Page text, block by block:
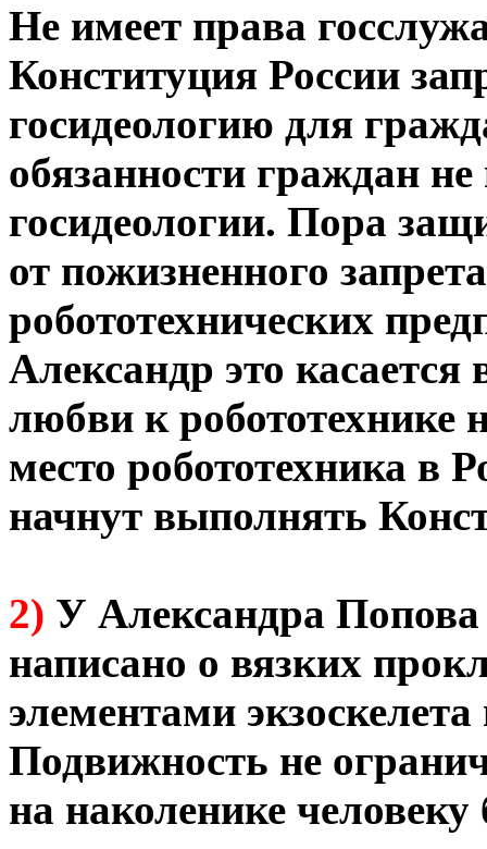
Не имеет права
Конституция России
госидеологию для
обязанности граждан
госидеологии. Пора
от пожизненного
робототехнических
Александр это
любви к робототехнике
место робототехника в
начнут выполнять
2) У Александра
написано о вязких
элементами
Подвижность не
на наколенике человеку